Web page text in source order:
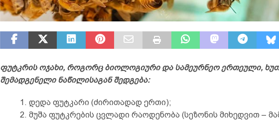
ფუტკრის ოჯახი, როგორც ბიოლოგიური და სამეურნეო ერთეული,
შემადგენელი ნაწილისაგან შედგება:
1. დედა ფუტკარი (ძირითადად ერთი);
2. მუშა ფუტკრების ცვლადი რაოდენობა (სეზონის მიხედვით –